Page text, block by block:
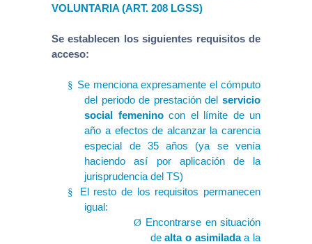
VOLUNTARIA (ART. 208 LGSS)
Se establecen los siguientes requisitos de
acceso:
§ Se menciona expresamente el cómputo
del periodo de prestación del servicio
social femeninocon el límite de un
año a efectos de alcanzar la carencia
especial de 35 años (ya se venía
haciendo así por aplicación de la
jurisprudencia del TS)
§
El resto de los requisitos permanecen
igual:
Ø Encontrarse en situación
dealta o asimiladaa la